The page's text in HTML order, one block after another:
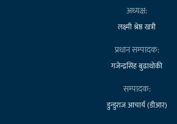
अध्यक्ष:
लक्ष्मी श्रेष्ठ खत्री
प्रधान सम्पादक:
गजेन्द्रसिंह बुढाथोकी
सम्पादक:
डुन्डुराज आचार्य (डीआर)